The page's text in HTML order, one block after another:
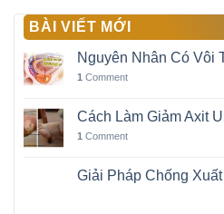
BÀI VIẾT MỚI
Nguyên Nhân Có Vôi
1 Comment
Cách Làm Giảm Axit
1 Comment
Giải Pháp Chống